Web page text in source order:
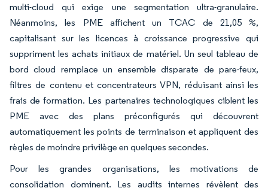
multi-cloud qui exige une segmentation ultra-granulaire.
Néanmoins, les PME affichent un TCAC de 21,05 %,
capitalisant sur les licences à croissance progressive qui
suppriment les achats initiaux de matériel. Un seul tableau de
bord cloud remplace un ensemble disparate de pare-feux,
filtres de contenu et concentrateurs VPN, réduisant ainsi les
frais de formation. Les partenaires technologiques ciblent les
PME avec des plans préconfigurés qui découvrent
automatiquement les points de terminaison et appliquent des
règles de moindre privilège en quelques secondes.
Pour les grandes organisations, les motivations de
consolidation dominent. Les audits internes révèlent des